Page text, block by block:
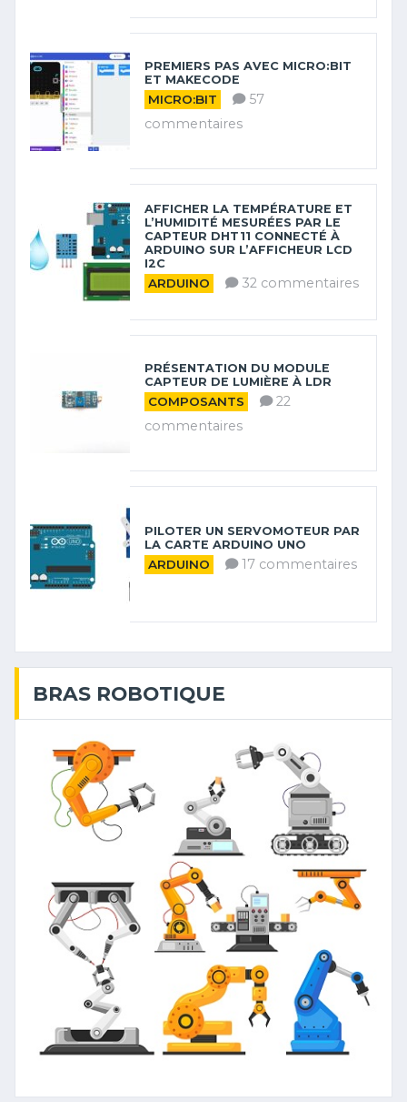
PREMIERS PAS AVEC MICRO:BIT
ET MAKECODE
MICRO:BIT
57
commentaires
AFFICHER LA TEMPÉRATURE ET
L’HUMIDITÉ MESURÉES PAR LE
CAPTEUR DHT11 CONNECTÉ À
ARDUINO SUR L’AFFICHEUR LCD
I2C
ARDUINO 32 commentaires
PRÉSENTATION DU MODULE
CAPTEUR DE LUMIÈRE À LDR
COMPOSANTS
22
commentaires
PILOTER UN SERVOMOTEUR PAR
LA CARTE ARDUINO UNO
ARDUINO 17 commentaires
BRAS ROBOTIQUE